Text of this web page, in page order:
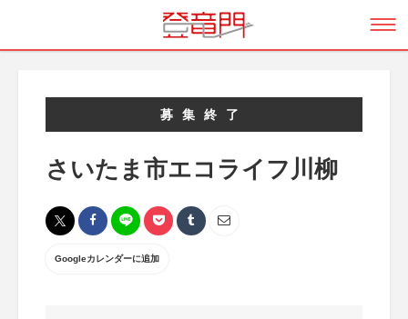
募集終了
さいたま市エコライフ川柳
Googleカレンダーに追加